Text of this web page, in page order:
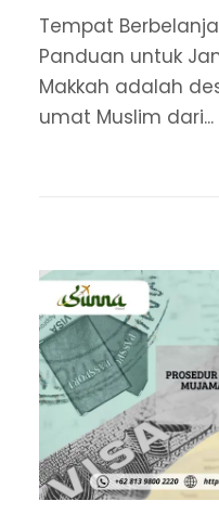
Tempat
Panduan untuk
Makkah adalah
umat Muslim dari...